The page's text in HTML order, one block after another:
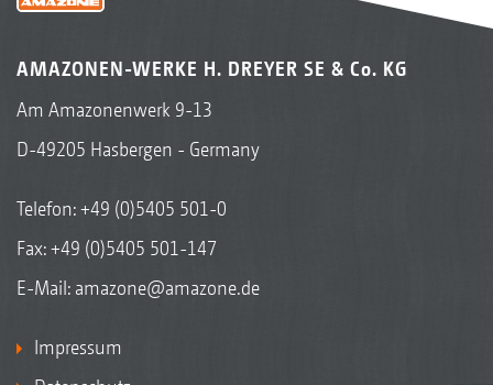
AMAZONEN-WERKE H. DREYER SE & Co. KG
Am Amazonenwerk 9-13
D-49205 Hasbergen - Germany
Telefon:+49 (0)5405 501-0
Fax: +49 (0)5405 501-147
E-Mail: amazone@amazone.de
Impressum